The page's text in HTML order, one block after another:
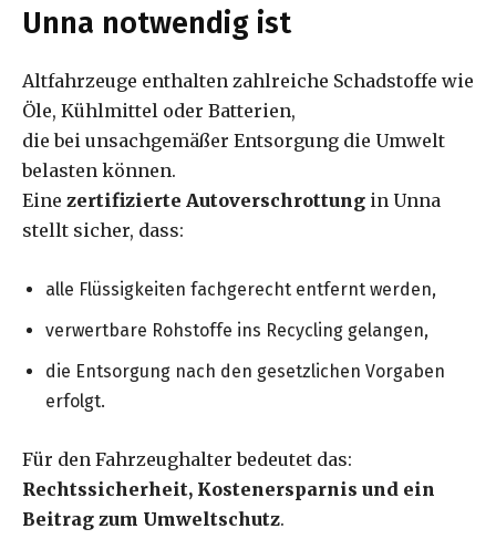
Unna notwendig ist
Altfahrzeuge enthalten zahlreiche Schadstoffe wie
Öle, Kühlmittel oder Batterien,
die bei unsachgemäßer Entsorgung die Umwelt
belasten können.
Eine zertifizierte Autoverschrottung in Unna
stellt sicher, dass:
alle Flüssigkeiten fachgerecht entfernt werden,
verwertbare Rohstoffe ins Recycling gelangen,
die Entsorgung nach den gesetzlichen Vorgaben
erfolgt.
Für den Fahrzeughalter bedeutet das:
Rechtssicherheit, Kostenersparnis und ein
Beitrag zum Umweltschutz.